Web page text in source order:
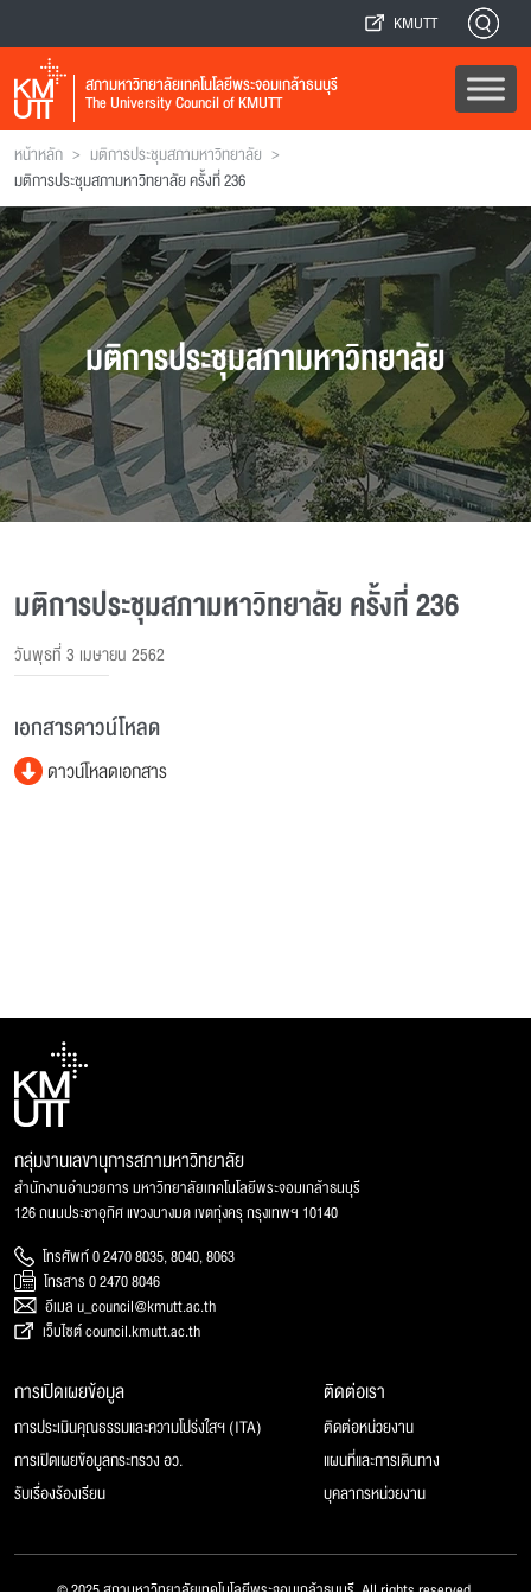
KMUTT
สภามหาวิทยาลัยเทคโนโลยีพระจอมเกล้าธนบุรี
The University Council of KMUTT
หน้าหลัก > มติการประชุมสภามหาวิทยาลัย >
มติการประชุมสภามหาวิทยาลัย ครั้งที่ 236
มติการประชุมสภามหาวิทยาลัย
มติการประชุมสภามหาวิทยาลัย ครั้งที่ 236
วันพุธที่ 3 เมษายน 2562
เอกสารดาวน์โหลด
ดาวน์โหลดเอกสาร
กลุ่มงานเลขานุการสภามหาวิทยาลัย
สำนักงานอำนวยการ มหาวิทยาลัยเทคโนโลยีพระจอมเกล้าธนบุรี
126 ถนนประชาอุทิศ แขวงบางมด เขตทุ่งครุ กรุงเทพฯ 10140
โทรศัพท์ 0 2470 8035, 8040, 8063
โทรสาร 0 2470 8046
อีเมล u_council@kmutt.ac.th
เว็บไซต์ council.kmutt.ac.th
การเปิดเผยข้อมูล
การประเมินคุณธรรมและความโปร่งใสฯ (ITA)
การเปิดเผยข้อมูลกระทรวง อว.
รับเรื่องร้องเรียน
ติดต่อเรา
ติดต่อหน่วยงาน
แผนที่และการเดินทาง
บุคลากรหน่วยงาน